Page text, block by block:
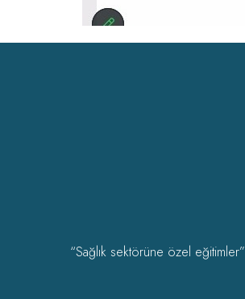
“Sağlık sektörüne özel eğitimler”